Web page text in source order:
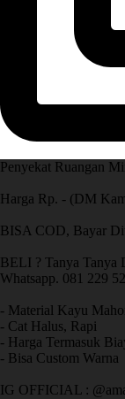
Penyekat Ruangan
Harga Rp. - (DM
BISA COD, Bayar
BELI ? Tanya Tanya
Whatsapp. 081 229
- Material Kayu
- Cat Halus, Rapi
- Harga Termasuk
- Bisa Custom Warna
IG OFFICIAL :